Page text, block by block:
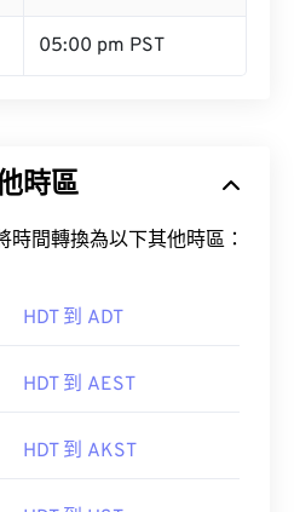
05:00 pm PST
時區
時間轉換為以下其他時區：
HDT 到 ADT
HDT 到 AEST
HDT 到 AKST